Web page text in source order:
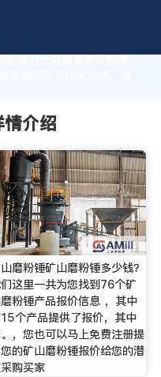
们致力于为您量身定制高
销报价及技术支持，请
介绍
磨粉锤矿山磨粉锤多少钱？
这里一共为您找到76个矿
粉锤产品报价信息 ，其中
个产品提供了报价，其中
，您也可以马上免费注册提
的矿山磨粉锤报价给您的潜
购买家